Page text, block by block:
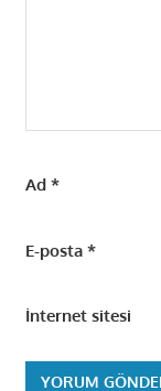
Ad *
E-posta *
İnternet sitesi